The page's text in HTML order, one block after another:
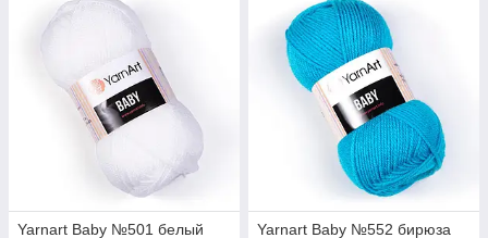
Yarnart Baby №501 белый
Yarnart Baby №552 бирюза